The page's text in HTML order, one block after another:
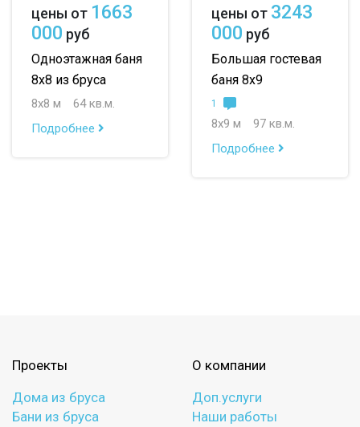
цены от 1663
000 руб
Одноэтажная баня
8х8 из бруса
8х8 м
64 кв.м.
Подробнее
цены от 3243
000 руб
Большая гостевая
баня 8х9
1
8х9 м
97 кв.м.
Подробнее
Проекты
Дома из бруса
Бани из бруса
О компании
Доп.услуги
Наши работы